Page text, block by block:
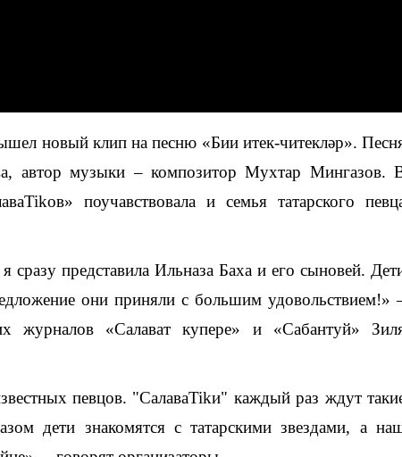
новый клип на песню «Бии итек-читекләр».
автор музыки – композитор Мухтар Мингазов.
поучавствовала и семья татарского
представила Ильназа Баха и его сыновей.
они приняли с большим удовольствием!»
журналов «Салават купере» и «Сабантуй»
певцов. "СалаваTikи" каждый раз ждут
дети знакомятся с татарскими звездами, а